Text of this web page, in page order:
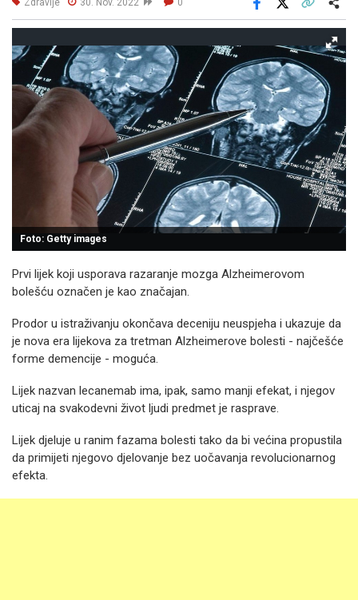
Facebook
Foto: Getty images
Prvi lijek koji usporava razaranje mozga Alzheimerovom
bolešću označen je kao značajan.
Prodor u istraživanju okončava deceniju neuspjeha i ukazuje da
je nova era lijekova za tretman Alzheimerove bolesti - najčešće
forme demencije - moguća.
Lijek nazvan lecanemab ima, ipak, samo manji efekat, i njegov
uticaj na svakodevni život ljudi predmet je rasprave.
Lijek djeluje u ranim fazama bolesti tako da bi većina propustila
da primijeti njegovo djelovanje bez uočavanja revolucionarnog
efekta.